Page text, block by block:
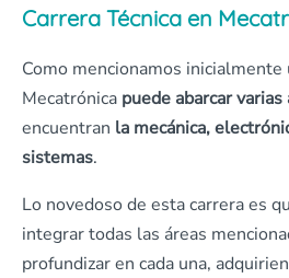
Carrera Técnica en
Como mencionamos
Mecatrónica puede abarcar varias
encuentran la mecánica,
sistemas.
Lo novedoso de esta carrera es
integrar todas las áreas
profundizar en cada una,